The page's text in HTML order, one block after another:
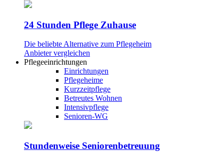
24 Stunden Pflege Zuhause
Die beliebte Alternative zum Pflegeheim
Anbieter vergleichen
Pflegeeinrichtungen
Einrichtungen
Pflegeheime
Kurzzeitpflege
Betreutes Wohnen
Intensivpflege
Senioren-WG
Stundenweise Seniorenbetreuung